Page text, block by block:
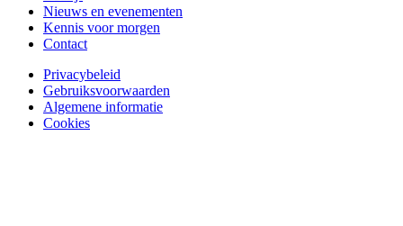
Nieuws en evenementen
Kennis voor morgen
Contact
Privacybeleid
Gebruiksvoorwaarden
Algemene informatie
Cookies